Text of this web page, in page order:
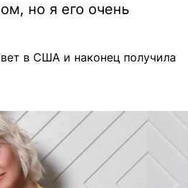
но я его очень
в США и наконец получила